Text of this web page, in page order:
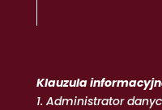
Klauzula
1. Administrator